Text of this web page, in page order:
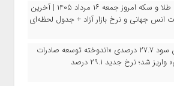
قیمت طلا و سکه امروز جمعه ۱۶ مرداد ۱۴۰۵ | آخرین
انس جهانی و نرخ بازار آزاد + جدول لحظه‌ای
آخرین سود ۲۷.۷ درصدی «اندوخته توسعه صادرات
شد؛ نرخ جدید ۲۹.۱ درصد